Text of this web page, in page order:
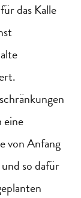
das Kalle
eine
von Anfang
so dafür